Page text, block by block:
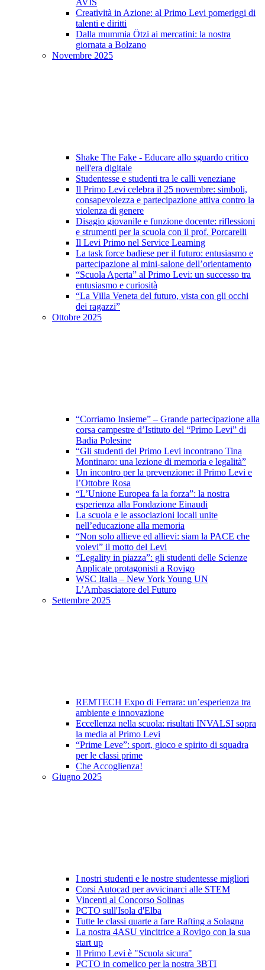
AVIS
Creatività in Azione: al Primo Levi pomeriggi di
talenti e diritti
Dalla mummia Ötzi ai mercatini: la nostra
giornata a Bolzano
Novembre 2025
Shake The Fake - Educare allo sguardo critico
nell'era digitale
Studentesse e studenti tra le calli veneziane
Il Primo Levi celebra il 25 novembre: simboli,
consapevolezza e partecipazione attiva contro la
violenza di genere
Disagio giovanile e funzione docente: riflessioni
e strumenti per la scuola con il prof. Porcarelli
Il Levi Primo nel Service Learning
La task force badiese per il futuro: entusiasmo e
partecipazione al mini-salone dell’orientamento
“Scuola Aperta” al Primo Levi: un successo tra
entusiasmo e curiosità
“La Villa Veneta del futuro, vista con gli occhi
dei ragazzi”
Ottobre 2025
“Corriamo Insieme” – Grande partecipazione alla
corsa campestre d’Istituto del “Primo Levi” di
Badia Polesine
“Gli studenti del Primo Levi incontrano Tina
Montinaro: una lezione di memoria e legalità”
Un incontro per la prevenzione: il Primo Levi e
l’Ottobre Rosa
“L’Unione Europea fa la forza”: la nostra
esperienza alla Fondazione Einaudi
La scuola e le associazioni locali unite
nell’educazione alla memoria
“Non solo allieve ed allievi: siam la PACE che
volevi” il motto del Levi
“Legality in piazza”: gli studenti delle Scienze
Applicate protagonisti a Rovigo
WSC Italia – New York Young UN
L’Ambasciatore del Futuro
Settembre 2025
REMTECH Expo di Ferrara: un’esperienza tra
ambiente e innovazione
Eccellenza nella scuola: risultati INVALSI sopra
la media al Primo Levi
“Prime Leve”: sport, gioco e spirito di squadra
per le classi prime
Che Accoglienza!
Giugno 2025
I nostri studenti e le nostre studentesse migliori
Corsi Autocad per avvicinarci alle STEM
Vincenti al Concorso Solinas
PCTO sull'Isola d'Elba
Tutte le classi quarte a fare Rafting a Solagna
La nostra 4ASU vincitrice a Rovigo con la sua
start up
Il Primo Levi è "Scuola sicura"
PCTO in comelico per la nostra 3BTI